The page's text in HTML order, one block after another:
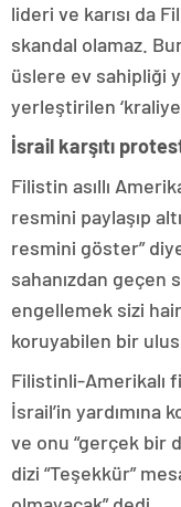
lideri ve karısı da
skandal olamaz.
üslere ev sahipliği
yerleştirilen
İsrail karşıtı
Filistin asıllı
resmini paylaşıp
resmini göster”
sahanızdan geçen
engellemek sizi
koruyabilen bir
Filistinli-Amerikalı
İsrail’in yardımına
ve onu “gerçek bir
dizi “Teşekkür”